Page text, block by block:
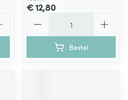
€ 12,80
Bestel